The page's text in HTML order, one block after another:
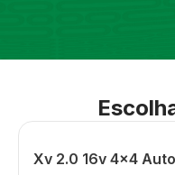
Xv 2.0 16v 4x4